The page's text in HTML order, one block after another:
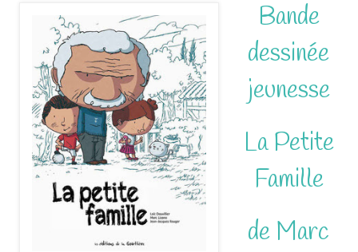
Bande
dessinée
jeunesse
La Petite
Famille
de Marc